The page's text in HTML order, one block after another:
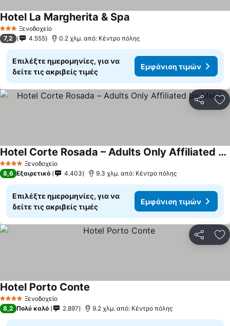
3 ΑστέριαΞενοδοχείο
Hotel La Margherita & Spa
7,2 4.555 0.2 χλμ. από: Κέντρο πόλης
Επιλέξτε ημερομηνίες, για να
δείτε τις ακριβείς τιμές
Εμφάνιση τιμών
4 ΑστέριαΞενοδοχείο
Hotel Corte Rosada – Adults Only Affiliated by Meliá
Εμφάνιση τιμών
8,6 Εξαιρετικό 4.403 9.3 χλμ. από: Κέντρο πόλης
Επιλέξτε ημερομηνίες, για να
δείτε τις ακριβείς τιμές
Εμφάνιση τιμών
4 ΑστέριαΞενοδοχείο
Hotel Porto Conte
8,2 Πολύ καλό 2.897 9.2 χλμ. από: Κέντρο πόλης